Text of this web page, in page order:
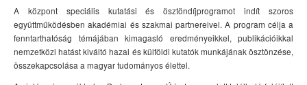
A központ speciális kutatási és ösztöndíjprogramot indít szoros
együttműködésben akadémiai és szakmai partnereivel. A program célja a
fenntarthatóság témájában kimagasló eredményeikkel, publikációikkal
nemzetközi hatást kiváltó hazai és külföldi kutatók munkájának ösztönzése,
összekapcsolása a magyar tudományos élettel.